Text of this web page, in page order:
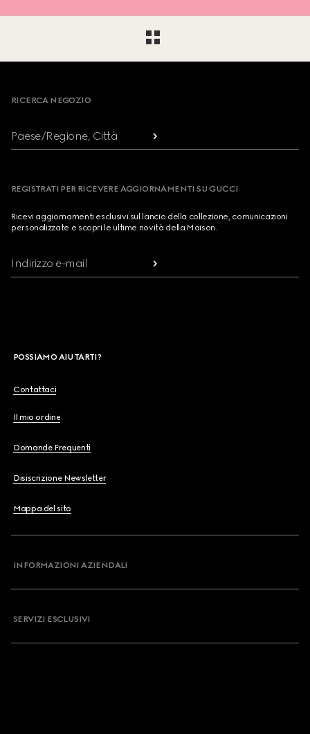
RICERCA NEGOZIO
Paese/Regione, Città
REGISTRATI PER RICEVERE AGGIORNAMENTI SU GUCCI
Ricevi aggiornamenti esclusivi sul lancio della collezione, comunicazioni
personalizzate e scopri le ultime novità della Maison.
Indirizzo e-mail
POSSIAMO AIUTARTI?
Contattaci
Il mio ordine
Domande Frequenti
Disiscrizione Newsletter
Mappa del sito
INFORMAZIONI AZIENDALI
SERVIZI ESCLUSIVI